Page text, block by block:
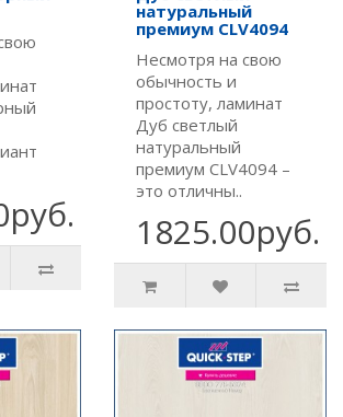
натуральный
премиум CLV4094
Несмотря на свою
обычность и
простоту, ламинат
Дуб светлый
натуральный
премиум CLV4094 –
это отличны..
1825.00руб.